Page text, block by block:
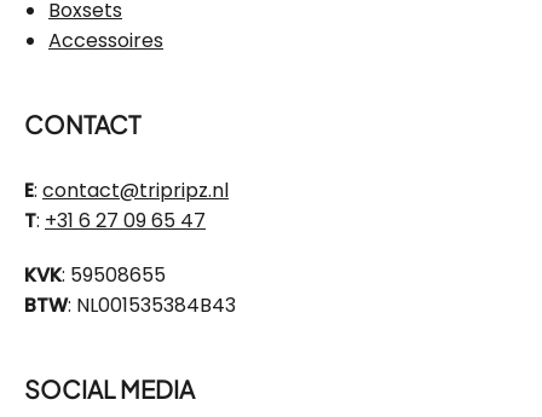
Boxsets
Accessoires
CONTACT
E: contact@tripripz.nl
T: +31 6 27 09 65 47
KVK: 59508655
BTW: NL001535384B43
SOCIAL MEDIA